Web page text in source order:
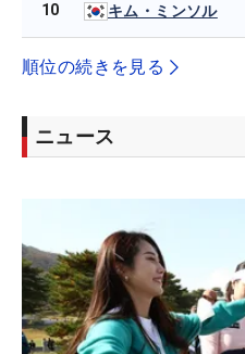
10 キム・ミンソル
順位の続きを見る
ニュース